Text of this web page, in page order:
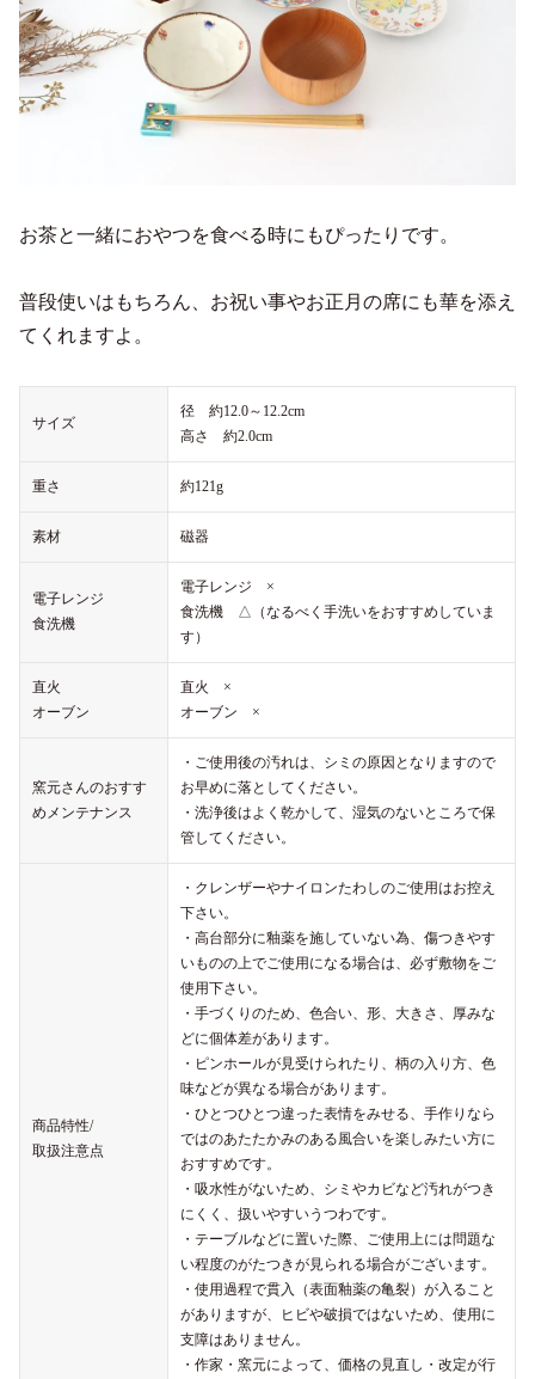
お茶と一緒におやつを食べる時にもぴったりです。
普段使いはもちろん、お祝い事やお正月の席にも華を添え
てくれますよ。
サイズ
径 約12.0～12.2cm
高さ 約2.0cm
重さ 約121g
素材 磁器
電子レンジ
食洗機
電子レンジ ×
食洗機 △（なるべく手洗いをおすすめしていま
す）
直火
オーブン
直火 ×
オーブン ×
窯元さんのおすす
めメンテナンス
・ご使用後の汚れは、シミの原因となりますので
お早めに落としてください。
・洗浄後はよく乾かして、湿気のないところで保
管してください。
商品特性/
取扱注意点
・クレンザーやナイロンたわしのご使用はお控え
下さい。
・高台部分に釉薬を施していない為、傷つきやす
いものの上でご使用になる場合は、必ず敷物をご
使用下さい。
・手づくりのため、色合い、形、大きさ、厚みな
どに個体差があります。
・ピンホールが見受けられたり、柄の入り方、色
味などが異なる場合があります。
・ひとつひとつ違った表情をみせる、手作りなら
ではのあたたかみのある風合いを楽しみたい方に
おすすめです。
・吸水性がないため、シミやカビなど汚れがつき
にくく、扱いやすいうつわです。
・テーブルなどに置いた際、ご使用上には問題な
い程度のがたつきが見られる場合がございます。
・使用過程で貫入（表面釉薬の亀裂）が入ること
がありますが、ヒビや破損ではないため、使用に
支障はありません。
・作家・窯元によって、価格の見直し・改定が行